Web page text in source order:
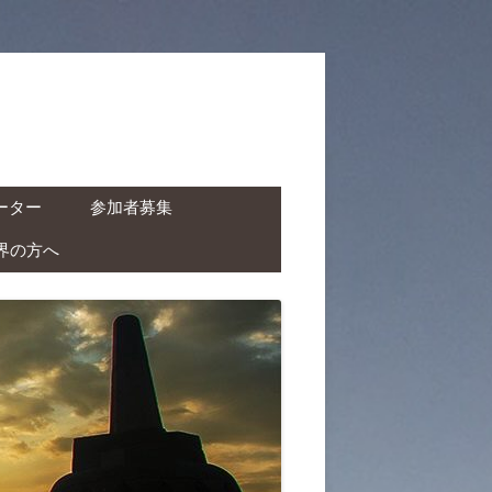
ター
ーター ( ドライバー付
チャーター ( ドライバ
ンタルバイク )
参加者募集
の方へ